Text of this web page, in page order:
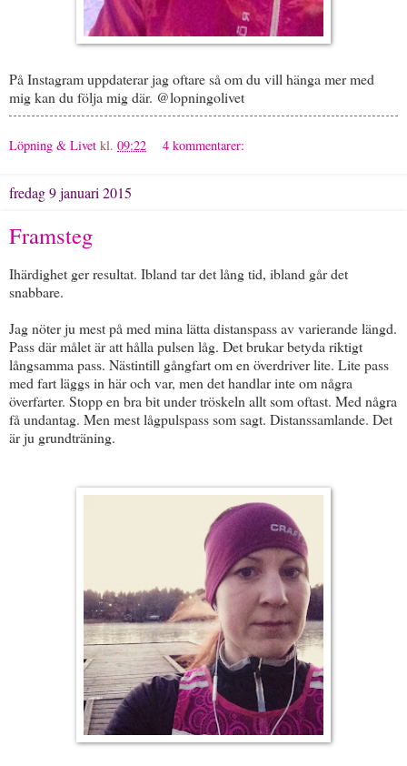
På Instagram uppdaterar jag oftare så om du vill hänga mer med
mig kan du följa mig där. @lopningolivet
Löpning & Livet kl. 09:22 4 kommentarer:
fredag 9 januari 2015
Framsteg
Ihärdighet ger resultat. Ibland tar det lång tid, ibland går det
snabbare.
Jag nöter ju mest på med mina lätta distanspass av varierande längd.
Pass där målet är att hålla pulsen låg. Det brukar betyda riktigt
långsamma pass. Nästintill gångfart om en överdriver lite. Lite pass
med fart läggs in här och var, men det handlar inte om några
överfarter. Stopp en bra bit under tröskeln allt som oftast. Med några
få undantag. Men mest lågpulspass som sagt. Distanssamlande. Det
är ju grundträning.